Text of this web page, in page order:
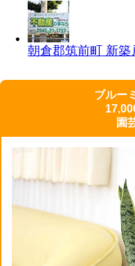
朝倉郡筑前町 新築
ブルー
園